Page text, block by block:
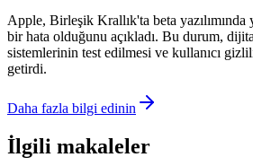
Apple, Birleşik Krallık'ta beta yazılımında
bir hata olduğunu açıkladı. Bu durum,
sistemlerinin test edilmesi ve kullanıcı
getirdi.
Daha fazla bilgi edinin
İlgili makaleler